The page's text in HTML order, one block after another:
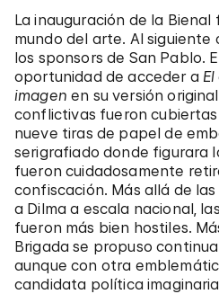
La inauguración de la
mundo del arte. Al
los sponsors de San Pablo.
oportunidad de acceder a
imagen en su versión
conflictivas fueron
nueve tiras de papel de
serigrafiado donde figurara
fueron cuidadosamente
confiscación. Más allá de
a Dilma a escala nacional,
fueron más bien hostiles.
Brigada se propuso
aunque con otra
candidata política